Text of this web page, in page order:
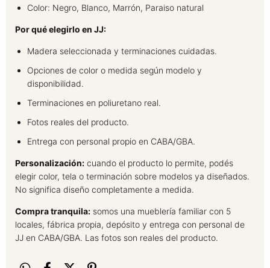
Color: Negro, Blanco, Marrón, Paraiso natural
Por qué elegirlo en JJ:
Madera seleccionada y terminaciones cuidadas.
Opciones de color o medida según modelo y
disponibilidad.
Terminaciones en poliuretano real.
Fotos reales del producto.
Entrega con personal propio en CABA/GBA.
Personalización: cuando el producto lo permite, podés
elegir color, tela o terminación sobre modelos ya diseñados.
No significa diseño completamente a medida.
Compra tranquila: somos una mueblería familiar con 5
locales, fábrica propia, depósito y entrega con personal de
JJ en CABA/GBA. Las fotos son reales del producto.